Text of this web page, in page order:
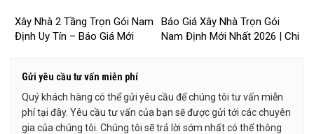
Xây Nhà 2 Tầng Trọn Gói Nam
Định Uy Tín – Báo Giá Mới
Báo Giá Xây Nhà Trọn Gói
Nam Định Mới Nhất 2026 | Chi
Gửi yêu cầu tư vấn miễn phí
Quý khách hàng có thể gửi yêu cầu để chúng tôi tư vấn miễn
phí tại đây. Yêu cầu tư vấn của bạn sẽ được gửi tới các chuyên
gia của chúng tôi. Chúng tôi sẽ trả lời sớm nhất có thể thông